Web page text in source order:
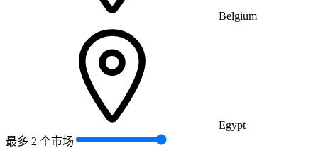
Belgium
Egypt
最多 2 个市场